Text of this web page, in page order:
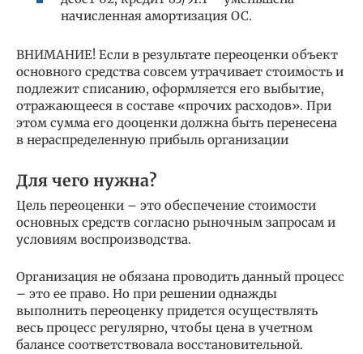
начисленная амортизация ОС.
ВНИМАНИЕ! Если в результате переоценки объект
основного средства совсем утрачивает стоимость и
подлежит списанию, оформляется его выбытие,
отражающееся в составе «прочих расходов». При
этом сумма его дооценки должна быть перенесена
в нераспределенную прибыль организации
Для чего нужна?
Цель переоценки – это обеспечение стоимости
основных средств согласно рыночным запросам и
условиям воспроизводства.
Организация не обязана проводить данный процесс
– это ее право. Но при решении однажды
выполнить переоценку придется осуществлять
весь процесс регулярно, чтобы цена в учетном
балансе соответствовала восстановительной.